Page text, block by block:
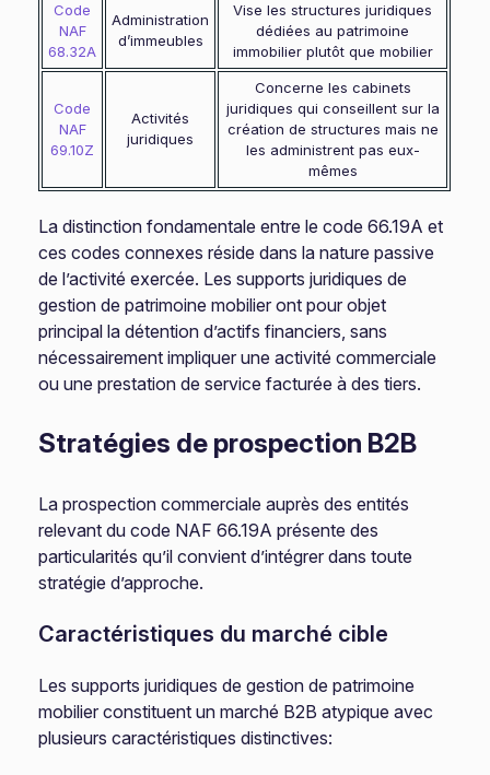
Code
NAF
68.32A
Administration
d’immeubles
Vise les structures juridiques
dédiées au patrimoine
immobilier plutôt que mobilier
Code
NAF
69.10Z
Activités
juridiques
Concerne les cabinets
juridiques qui conseillent sur la
création de structures mais ne
les administrent pas eux-
mêmes
La distinction fondamentale entre le code 66.19A et
ces codes connexes réside dans la nature passive
de l’activité exercée. Les supports juridiques de
gestion de patrimoine mobilier ont pour objet
principal la détention d’actifs financiers, sans
nécessairement impliquer une activité commerciale
ou une prestation de service facturée à des tiers.
Stratégies de prospection B2B
La prospection commerciale auprès des entités
relevant du code NAF 66.19A présente des
particularités qu’il convient d’intégrer dans toute
stratégie d’approche.
Caractéristiques du marché cible
Les supports juridiques de gestion de patrimoine
mobilier constituent un marché B2B atypique avec
plusieurs caractéristiques distinctives: